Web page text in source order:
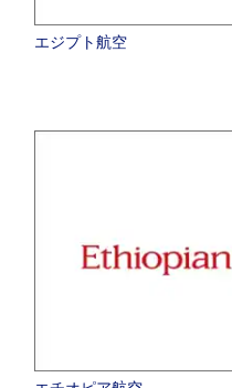
エジプト航空